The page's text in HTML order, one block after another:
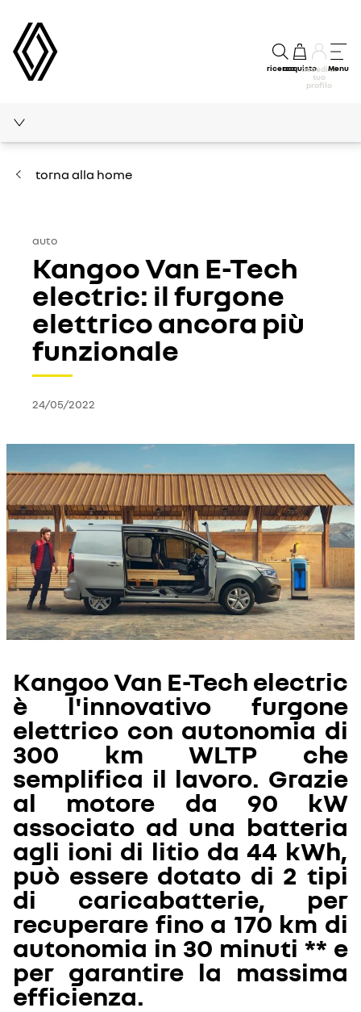
ricercaacquistoaccedi al
tuo
profilo
Menu
home
auto
sport
consigli
torna alla home
auto
Kangoo Van E-Tech
electric: il furgone
elettrico ancora più
funzionale
24/05/2022
Kangoo Van E-Tech electric
è l'innovativo furgone
elettrico con autonomia di
300 km WLTP che
semplifica il lavoro. Grazie
al motore da 90 kW
associato ad una batteria
agli ioni di litio da 44 kWh,
può essere dotato di 2 tipi
di caricabatterie, per
recuperare fino a 170 km di
autonomia in 30 minuti ** e
per garantire la massima
efficienza.